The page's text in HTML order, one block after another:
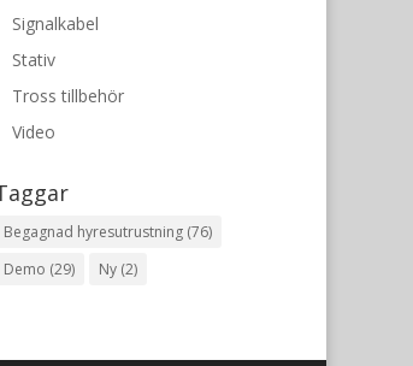
Signalkabel
Stativ
Tross tillbehör
Video
Begagnad hyresutrustning (76)
Demo (29) Ny (2)